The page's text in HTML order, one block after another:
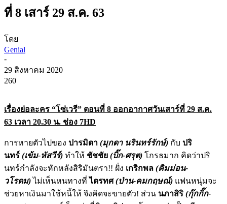
ที่ 8 เสาร์ 29 ส.ค. 63
โดย
Genial
-
29 สิงหาคม 2020
260
เรื่องย่อละคร “โซ่เวรี” ตอนที่ 8 ออกอากาศวันเสาร์ที่ 29 ส.ค.
63 เวลา 20.30 น. ช่อง 7HD
การหายตัวไปของ ปารมิตา (มุกดา นรินทร์รักษ์) กับ ปริ
นทร์ (เข้ม-หัสวีร์) ทำให้ ชัชชัย (บิ๊ก-ศรุต) โกรธมาก คิดว่าปริ
นทร์กำลังจะหักหลังสิริมันตรา!! ฝั่ง เกริกพล (คิมม่อน-
วโรดม) ไม่เห็นหนทางที่ ไตรทศ(ป่าน-คมกฤษณ์) แฟนหนุ่มจะ
ช่วยหาเงินมาใช้หนี้ให้ จึงคิดจะขายตัว! ส่วน นภาสิริ (กุ๊กกิ๊ก-